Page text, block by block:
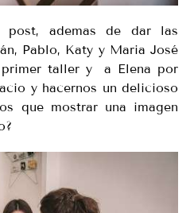
ademas de dar las
Pablo, Katy y Maria José
taller y a Elena por
y hacernos un delicioso
que mostrar una imagen